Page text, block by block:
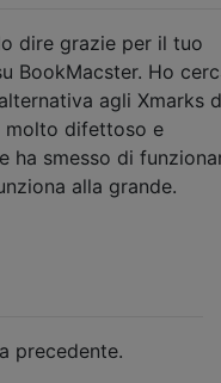
dire grazie per il tuo
BookMacster. Ho
agli Xmarks
molto difettoso e
ha smesso di
alla grande.
precedente.